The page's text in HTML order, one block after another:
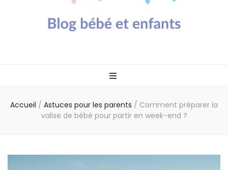
Caline
Accueil / Astuces pour les parents / Comment préparer la
valise de bébé pour partir en week-end ?